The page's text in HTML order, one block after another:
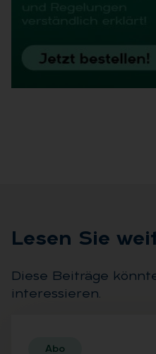
Le­sen Sie
Diese Beiträge
interessieren.
Abo